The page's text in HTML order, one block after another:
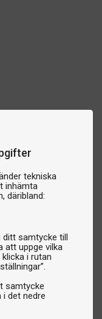
tekniska
inhämta
däribland:
ditt samtycke till
att uppge vilka
i rutan
samtycke
i det nedre